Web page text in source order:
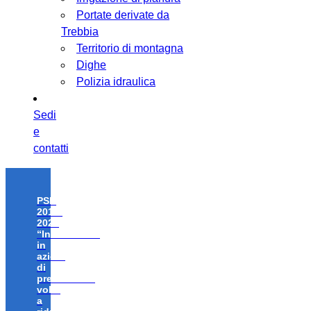
Portate derivate da
Trebbia
Territorio di montagna
Dighe
Polizia idraulica
Sedi
e
contatti
PSR
2014-
2020
“Investimenti
in
azioni
di
prevenzione
volte
a